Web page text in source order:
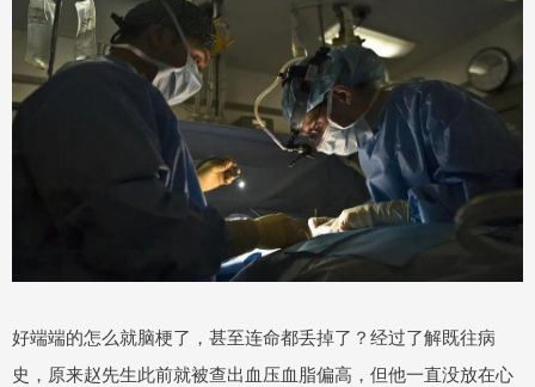
好端端的怎么就脑梗了，甚至连命都丢掉了？经过了解既往病
史，原来赵先生此前就被查出血压血脂偏高，但他一直没放在心